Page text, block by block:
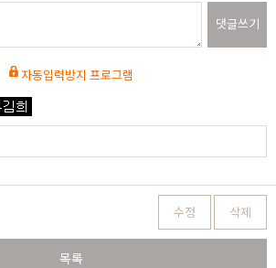
댓글쓰기
자동입력방지 프로그램
수정 삭제
목록